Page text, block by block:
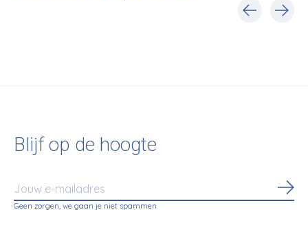
Blijf op de hoogte
Geen zorgen, we gaan je niet spammen